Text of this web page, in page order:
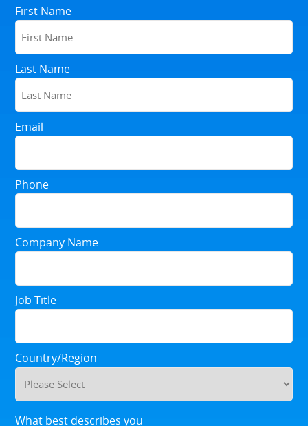
First Name
Last Name
Email
Phone
Company Name
Job Title
Country/Region
What best describes you